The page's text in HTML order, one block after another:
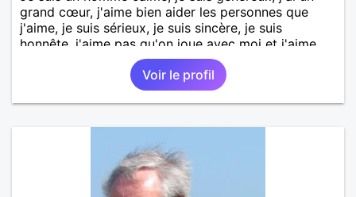
grand cœur, j'aime bien aider les personnes que
j'aime, je suis sérieux, je suis sincère, je suis
honnête, j'aime pas qu'on joue avec moi et j'aime
pas les mensonges. Je cherche une relation
amoureuse et sérieuse.Voir le profil